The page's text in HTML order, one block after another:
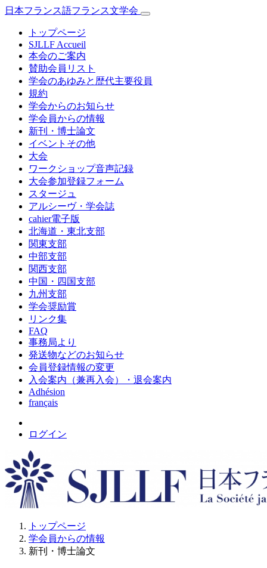
日本フランス語フランス文学会
トップページ
SJLLF Accueil
本会のご案内
賛助会員リスト
学会のあゆみと歴代主要役員
規約
学会からのお知らせ
学会員からの情報
新刊・博士論文
イベントその他
大会
ワークショップ音声記録
大会参加登録フォーム
スタージュ
アルシーヴ・学会誌
cahier電子版
北海道・東北支部
関東支部
中部支部
関西支部
中国・四国支部
九州支部
学会奨励賞
リンク集
FAQ
事務局より
発送物などのお知らせ
会員登録情報の変更
入会案内（兼再入会）・退会案内
Adhésion
français
ログイン
トップページ
学会員からの情報
新刊・博士論文